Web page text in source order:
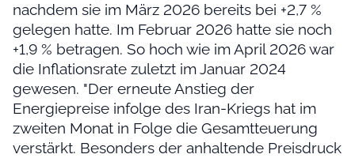
nachdem sie im März 2026 bereits bei +2,7 %
gelegen hatte. Im Februar 2026 hatte sie noch
+1,9 % betragen. So hoch wie im April 2026 war
die Inflationsrate zuletzt im Januar 2024
gewesen. "Der erneute Anstieg der
Energiepreise infolge des Iran-Kriegs hat im
zweiten Monat in Folge die Gesamtteuerung
verstärkt. Besonders der anhaltende Preisdruck